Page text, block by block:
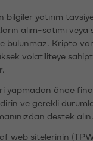
yatırım
alım-satımı veya
bulunmaz. Kripto
volatiliteye
yapmadan önce
ve gerekli
destek alın.
web sitelerinin